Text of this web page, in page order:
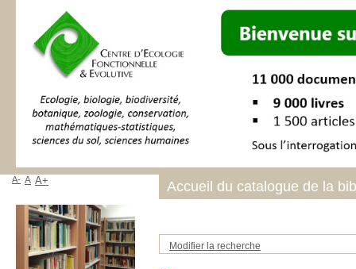
Modifier la recherche
Accueil du catalogue de la
A- A A+